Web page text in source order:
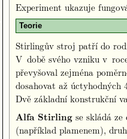
Experiment ukazuje
Teorie
Stirlingův stroj patří do
V době svého vzniku v
převyšoval zejména
dosahovat až
Dvě základní konstrukční
Alfa Stirling se skládá
(například plamenem),